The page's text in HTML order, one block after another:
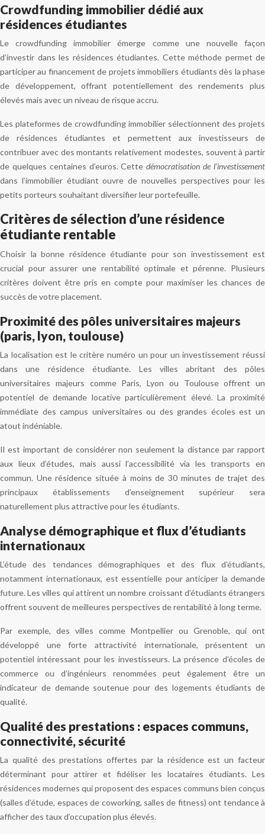
Crowdfunding immobilier dédié aux
résidences étudiantes
Le crowdfunding immobilier émerge comme une nouvelle façon
d’investir dans les résidences étudiantes. Cette méthode permet de
participer au financement de projets immobiliers étudiants dès la phase
de développement, offrant potentiellement des rendements plus
élevés mais avec un niveau de risque accru.
Les plateformes de crowdfunding immobilier sélectionnent des projets
de résidences étudiantes et permettent aux investisseurs de
contribuer avec des montants relativement modestes, souvent à partir
de quelques centaines d’euros. Cettedémocratisation de l’investissement
dans l’immobilier étudiant ouvre de nouvelles perspectives pour les
petits porteurs souhaitant diversifier leur portefeuille.
Critères de sélection d’une résidence
étudiante rentable
Choisir la bonne résidence étudiante pour son investissement est
crucial pour assurer une rentabilité optimale et pérenne. Plusieurs
critères doivent être pris en compte pour maximiser les chances de
succès de votre placement.
Proximité des pôles universitaires majeurs
(paris, lyon, toulouse)
La localisation est le critère numéro un pour un investissement réussi
dans une résidence étudiante. Les villes abritant des pôles
universitaires majeurs comme Paris, Lyon ou Toulouse offrent un
potentiel de demande locative particulièrement élevé. La proximité
immédiate des campus universitaires ou des grandes écoles est un
atout indéniable.
Il est important de considérer non seulement la distance par rapport
aux lieux d’études, mais aussi l’accessibilité via les transports en
commun. Une résidence située à moins de 30 minutes de trajet des
principaux établissements d’enseignement supérieur sera
naturellement plus attractive pour les étudiants.
Analyse démographique et flux d’étudiants
internationaux
L’étude des tendances démographiques et des flux d’étudiants,
notamment internationaux, est essentielle pour anticiper la demande
future. Les villes qui attirent un nombre croissant d’étudiants étrangers
offrent souvent de meilleures perspectives de rentabilité à long terme.
Par exemple, des villes comme Montpellier ou Grenoble, qui ont
développé une forte attractivité internationale, présentent un
potentiel intéressant pour les investisseurs. La présence d’écoles de
commerce ou d’ingénieurs renommées peut également être un
indicateur de demande soutenue pour des logements étudiants de
qualité.
Qualité des prestations : espaces communs,
connectivité, sécurité
La qualité des prestations offertes par la résidence est un facteur
déterminant pour attirer et fidéliser les locataires étudiants. Les
résidences modernes qui proposent des espaces communs bien conçus
(salles d’étude, espaces de coworking, salles de fitness) ont tendance à
afficher des taux d’occupation plus élevés.